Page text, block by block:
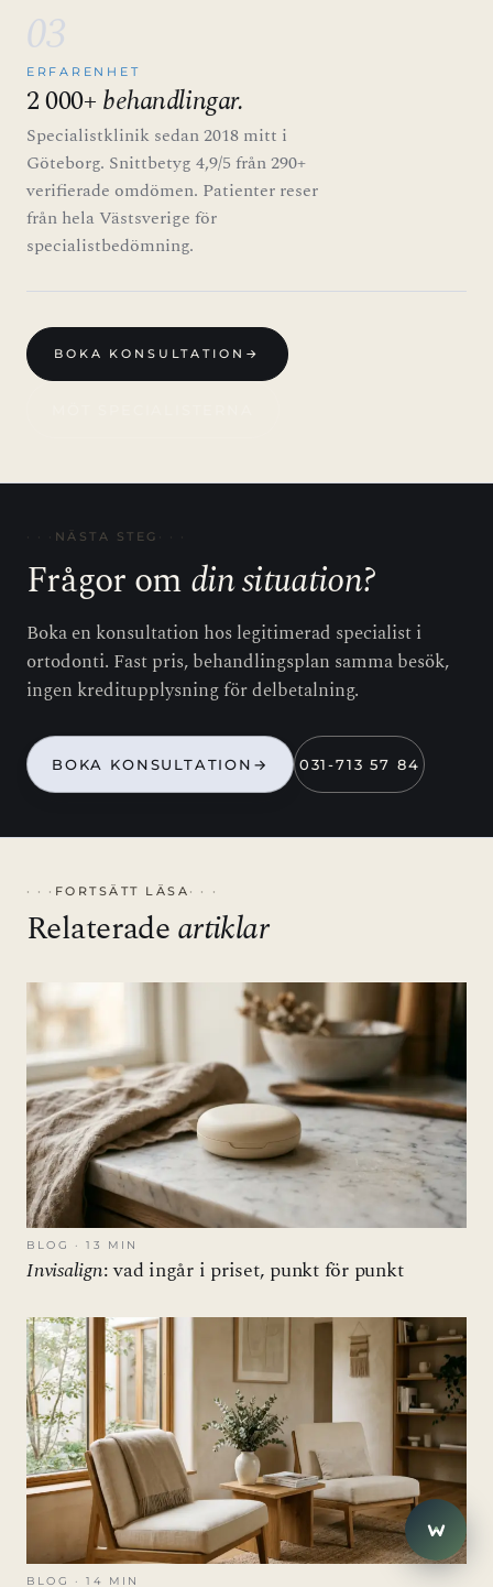
03
ERFARENHET
2 000+behandlingar.
Specialistklinik sedan 2018 mitt i
Göteborg. Snittbetyg 4,9/5 från 290+
verifierade omdömen. Patienter reser
från hela Västsverige för
specialistbedömning.
BOKA KONSULTATION →
NÄSTA STEG
Frågor omdin situation?
Boka en konsultation hos legitimerad specialist i
ortodonti. Fast pris, behandlingsplan samma besök,
ingen kreditupplysning för delbetalning.
BOKA KONSULTATION → 031-713 57 84
FORTSÄTT LÄSA
Relateradeartiklar
BLOG · 13 MIN
Invisalign: vad ingår i priset, punkt för punkt
BLOG · 14 MIN
E Eira
Hej! Har du frågor? Jag hjälper
gärna.